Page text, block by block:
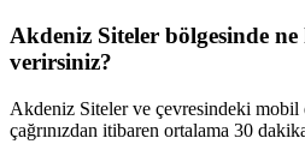
Akdeniz Siteler bölgesinde
verirsiniz?
Akdeniz Siteler ve çevresindeki mobil
çağrınızdan itibaren ortalama 30